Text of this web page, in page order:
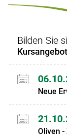
Bilden Sie
Neue
Oliven